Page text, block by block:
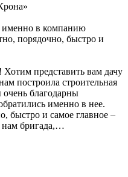
именно в компанию
порядочно, быстро и
представить вам дачу
построила строительная
благодарны
именно в нее.
быстро и самое главное –
нам бригада,…